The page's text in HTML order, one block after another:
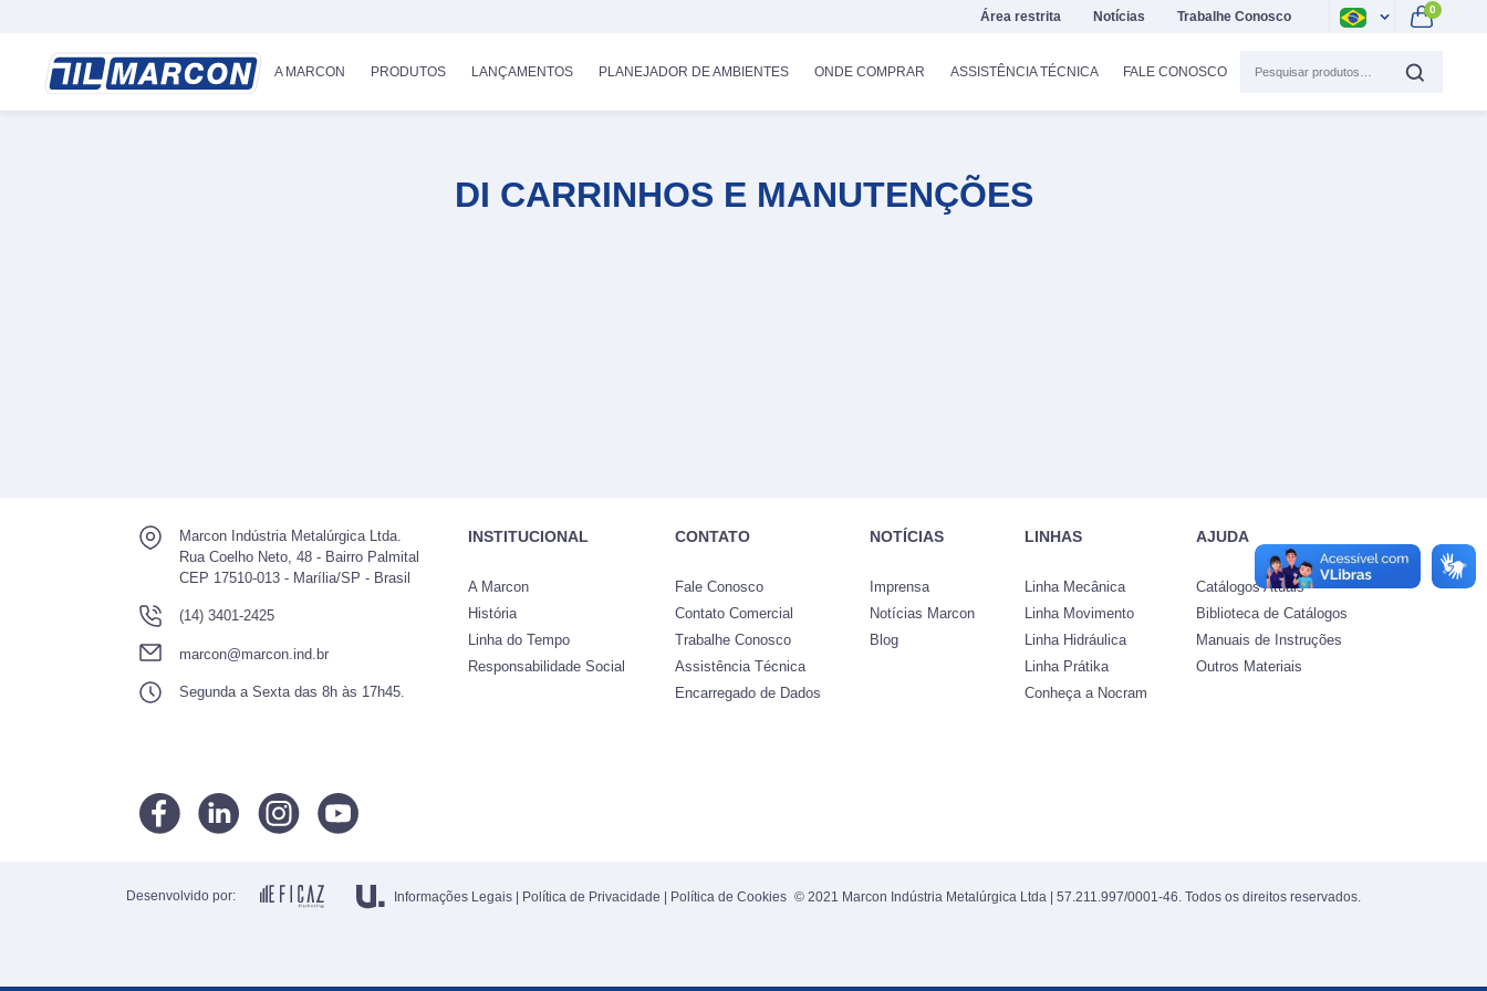
Área restrita Notícias Trabalhe Conosco 0
A MARCON PRODUTOS LANÇAMENTOS PLANEJADOR DE AMBIENTES ONDE COMPRAR ASSISTÊNCIA TÉCNICA FALE CONOSCO
DI CARRINHOS E MANUTENÇÕES
Marcon Indústria Metalúrgica Ltda.
Rua Coelho Neto, 48 - Bairro Palmital
CEP 17510-013 - Marília/SP - Brasil
(14) 3401-2425
marcon@marcon.ind.br
Segunda a Sexta das 8h às 17h45.
INSTITUCIONAL
A Marcon
História
Linha do Tempo
Responsabilidade Social
CONTATO
Fale Conosco
Contato Comercial
Trabalhe Conosco
Assistência Técnica
Encarregado de Dados
NOTÍCIAS
Imprensa
Notícias Marcon
Blog
LINHAS
Linha Mecânica
Linha Movimento
Linha Hidráulica
Linha Prátika
Conheça a Nocram
AJUDA
Catálogos Atuais
Biblioteca de Catálogos
Manuais de Instruções
Outros Materiais
Desenvolvido por: Informações Legais | Política de Privacidade | Política de Cookies © 2021 Marcon Indústria Metalúrgica Ltda | 57.211.997/0001-46. Todos os direitos reservados.